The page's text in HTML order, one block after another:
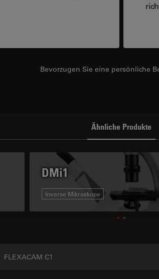
Bevorzugen Sie eine persönliche
Ähnliche Produkte
DMi1
Inverse Mikroskope
FLEXACAM C1